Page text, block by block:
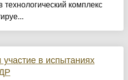
технологический комплекс
в испытаниях